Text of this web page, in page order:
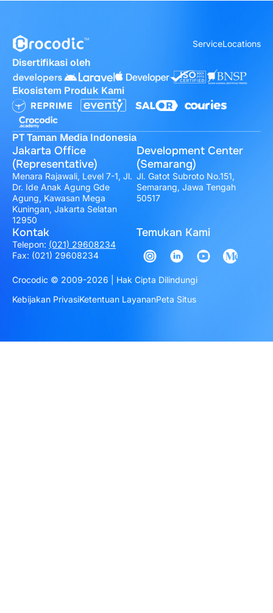
ServiceLocations
Disertifikasi oleh
Ekosistem Produk Kami
PT Taman Media Indonesia
Jakarta Office
(Representative)
Menara Rajawali, Level 7-1, Jl.
Dr. Ide Anak Agung Gde
Agung, Kawasan Mega
Kuningan, Jakarta Selatan
12950
Development Center
(Semarang)
Jl. Gatot Subroto No.151,
Semarang, Jawa Tengah
50517
Kontak
Telepon: (021) 29608234
Fax: (021) 29608234
Temukan Kami
Crocodic © 2009-2026 | Hak Cipta Dilindungi
Kebijakan PrivasiKetentuan LayananPeta Situs